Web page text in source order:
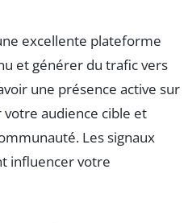
excellente plateforme
et générer du trafic vers
une présence active sur
audience cible et
Les signaux
influencer votre